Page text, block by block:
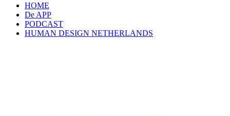
HOME
De APP
PODCAST
HUMAN DESIGN NETHERLANDS